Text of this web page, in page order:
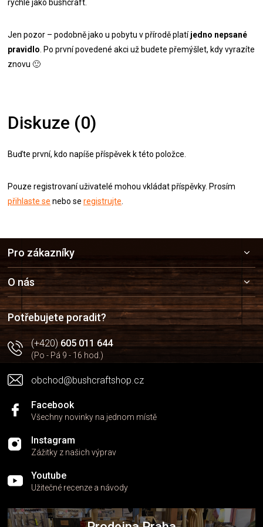
rychle jako bushcraft.
Jen pozor – podobně jako u pobytu v přírodě platíjedno nepsané
pravidlo . Po první povedené akci už budete přemýšlet, kdy vyrazíte
znovu 🙂
Diskuze (0)
Buďte první, kdo napíše příspěvek k této položce.
Pouze registrovaní uživatelé mohou vkládat příspěvky. Prosím
přihlaste se nebo se registrujte
a
t
í
Pro zákazníky
O nás
Potřebujete poradit?
(+420)605 011 644
(Po - Pá 9 - 16 hod.)
obchod@bushcraftshop.cz
Facebook
Všechny novinky na jednom místě
Instagram
Zážitky z našich výprav
Youtube
Užitečné recenze a návody